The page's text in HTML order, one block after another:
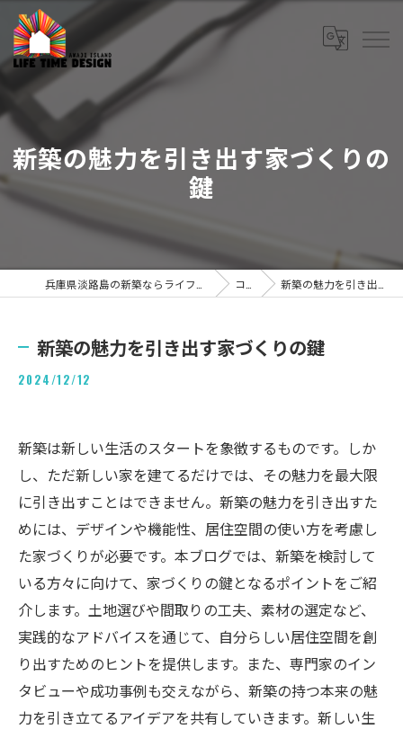
新築の魅力を引き出す家づくりの
鍵
コラム 新築の魅力を引き出す家づくりの鍵
新築の魅力を引き出す家づくりの鍵
2024/12/12
新築は新しい生活のスタートを象徴するものです。しか
し、ただ新しい家を建てるだけでは、その魅力を最大限
に引き出すことはできません。新築の魅力を引き出すた
めには、デザインや機能性、居住空間の使い方を考慮し
た家づくりが必要です。本ブログでは、新築を検討して
いる方々に向けて、家づくりの鍵となるポイントをご紹
介します。土地選びや間取りの工夫、素材の選定など、
実践的なアドバイスを通じて、自分らしい居住空間を創
り出すためのヒントを提供します。また、専門家のイン
タビューや成功事例も交えながら、新築の持つ本来の魅
力を引き立てるアイデアを共有していきます。新しい生